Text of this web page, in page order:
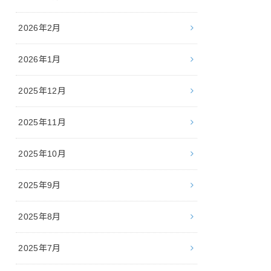
2026年2月
2026年1月
2025年12月
2025年11月
2025年10月
2025年9月
2025年8月
2025年7月